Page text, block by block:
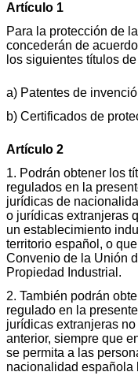
Artículo 1
Para la protección de
concederán de
los siguientes títulos
a) Patentes de
b) Certificados de
Artículo 2
1. Podrán obtener los
regulados en la
jurídicas de
o jurídicas extranjeras
un establecimiento
territorio español, o
Convenio de la Unión
Propiedad Industrial.
2. También podrán
regulado en la
jurídicas extranjeras
anterior, siempre que
se permita a las
nacionalidad española